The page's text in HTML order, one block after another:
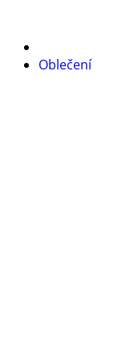
Oblečení